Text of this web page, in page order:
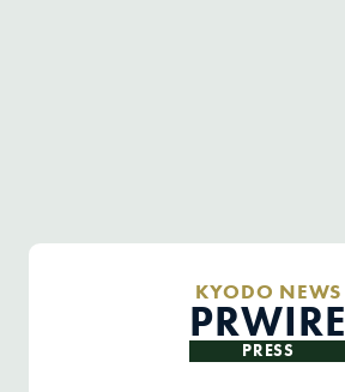
KYODO NEWS
PRWIRE
PRESS